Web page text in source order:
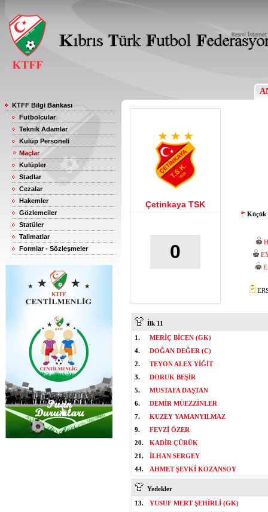
KTFF Bilgi Bankası
Futbolcular
Teknik Adamlar
Kulüp Personeli
Maçlar
Kulüpler
Stadlar
Cezalar
Hakemler
Gözlemciler
Statüler
Talimatlar
Formlar - Sözleşmeler
Çetinkaya TSK
0
Küçük
İlk 11
1.
MERİÇ BİCEN (GK)
4.
DOĞAN DEĞER (C)
2.
TEYON ALEX YİĞİT
3.
DORUK BEŞİR
5.
MUSTAFA DAŞTAN
6.
DEMİR MÜEZZİNLER
7.
KUZEY YAMANYILMAZ
9.
FEVZİ ÖZER
20.
KADİR ÇÜRÜK
21.
İLHAN SERGEY
44.
AHMET ŞEVKİ KOZANSOY
Yedekler
13.
YUSUF MERT ŞEHİRLİ (GK)